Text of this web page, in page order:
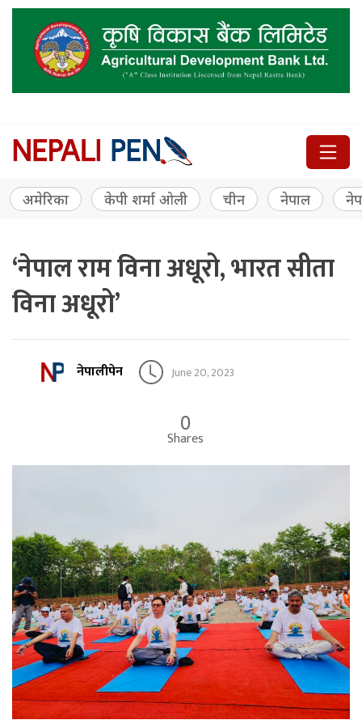
अमेरिका केपी शर्मा ओली चीन नेपाल
‘नेपाल राम विना अधूरो, भारत सीता
विना अधूरो’
नेपालीपेन June 20, 2023
0
Shares